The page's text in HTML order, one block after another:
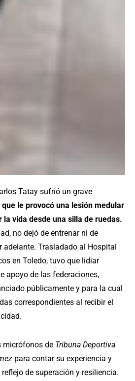
Tatay sufrió un grave
que le provocó una lesión medular
vida desde una silla de ruedas.
no dejó de entrenar ni de
adelante. Trasladado al Hospital
en Toledo, tuvo que lidiar
apoyo de las federaciones,
públicamente y para la cual
correspondientes al recibir el
micrófonos de Tribuna Deportiva
para contar su experiencia y
de superación y resiliencia.